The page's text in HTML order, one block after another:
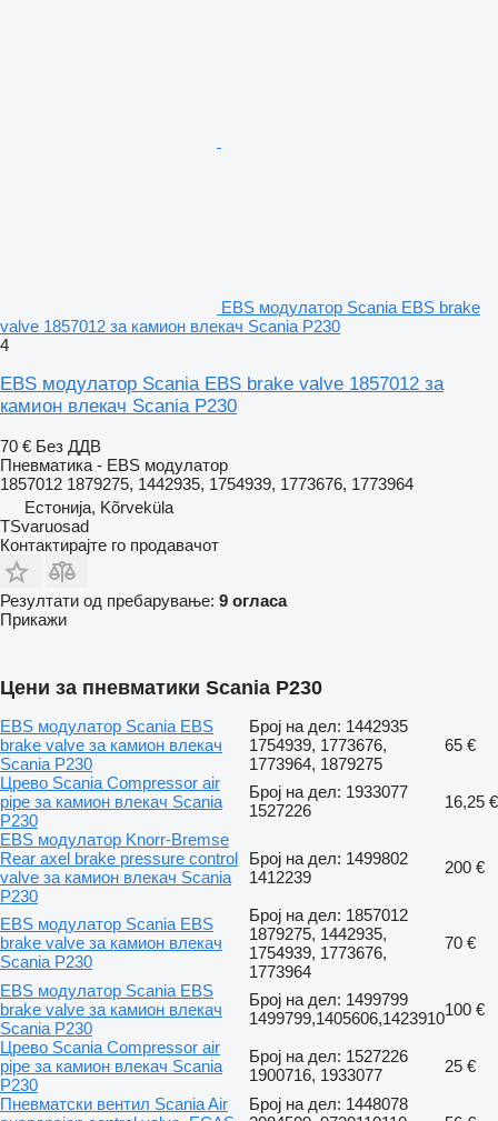
EBS модулатор Scania EBS brake
valve 1857012 за камион влекач Scania P230
4
EBS модулатор Scania EBS brake valve 1857012 за
камион влекач Scania P230
70 € Без ДДВ
Пневматика - EBS модулатор
1857012 1879275, 1442935, 1754939, 1773676, 1773964
Естонија, Kõrveküla
TSvaruosad
Контактирајте го продавачот
Резултати од пребарување: 9 огласа
Прикажи
Цени за пневматики Scania P230
EBS модулатор Scania EBS
brake valve за камион влекач
Scania P230
Број на дел: 1442935
1754939, 1773676,
1773964, 1879275
65 €
Црево Scania Compressor air
pipe за камион влекач Scania
P230
Број на дел: 1933077
1527226
16,25 €
EBS модулатор Knorr-Bremse
Rear axel brake pressure control
valve за камион влекач Scania
P230
Број на дел: 1499802
1412239
200 €
EBS модулатор Scania EBS
brake valve за камион влекач
Scania P230
Број на дел: 1857012
1879275, 1442935,
1754939, 1773676,
1773964
70 €
EBS модулатор Scania EBS
brake valve за камион влекач
Scania P230
Број на дел: 1499799
1499799,1405606,1423910100 €
Црево Scania Compressor air
pipe за камион влекач Scania
P230
Број на дел: 1527226
1900716, 1933077
25 €
Пневматски вентил Scania Air
Број на дел: 1448078